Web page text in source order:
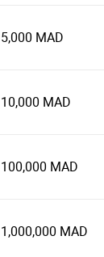
5,000 MAD
10,000 MAD
100,000 MAD
1,000,000 MAD